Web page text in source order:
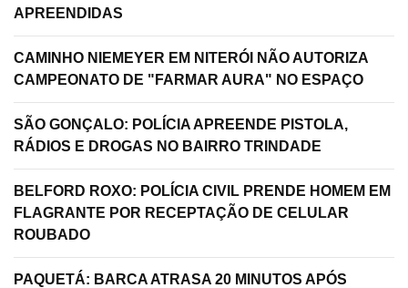
APREENDIDAS
CAMINHO NIEMEYER EM NITERÓI NÃO AUTORIZA
CAMPEONATO DE "FARMAR AURA" NO ESPAÇO
SÃO GONÇALO: POLÍCIA APREENDE PISTOLA,
RÁDIOS E DROGAS NO BAIRRO TRINDADE
BELFORD ROXO: POLÍCIA CIVIL PRENDE HOMEM EM
FLAGRANTE POR RECEPTAÇÃO DE CELULAR
ROUBADO
PAQUETÁ: BARCA ATRASA 20 MINUTOS APÓS